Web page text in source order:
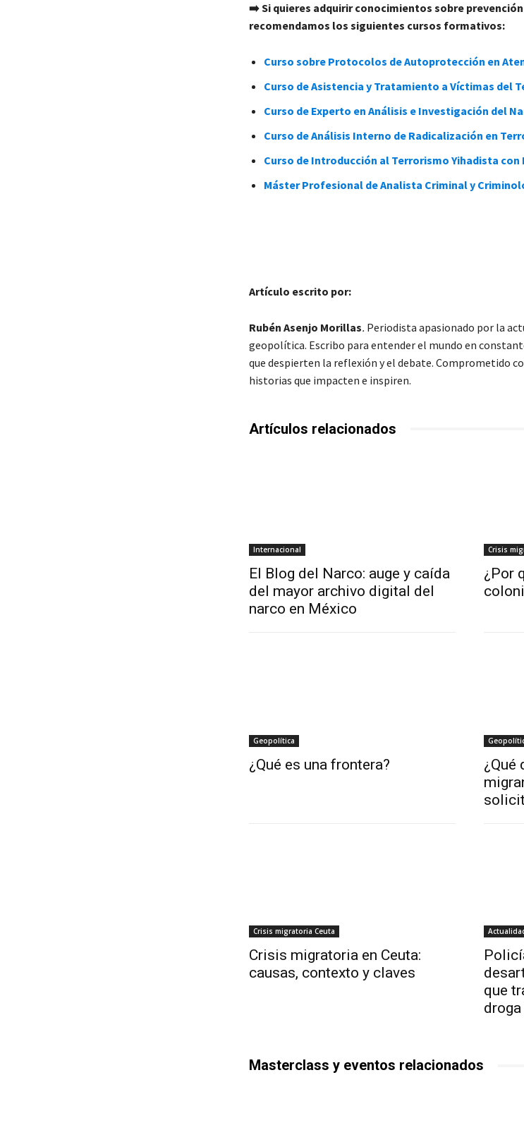
➡️ Si quieres adquirir conocimientos sobre
recomendamos los siguientes cursos formativos:
Curso sobre Protocolos de Autoprotección en
Curso de Asistencia y Tratamiento a Víctimas del
Curso de Experto en Análisis e Investigación del
Curso de Análisis Interno de Radicalización en
Curso de Introducción al Terrorismo Yihadista
Máster Profesional de Analista Criminal y
Artículo escrito por:
Rubén Asenjo Morillas. Periodista apasionado por la
geopolítica. Escribo para entender el mundo en
que despierten la reflexión y el debate. Comprometido
historias que impacten e inspiren.
Artículos relacionados
Internacional
El Blog del Narco: auge y caída
del mayor archivo digital del
narco en México
Crisis
¿Por
Geopolítica
¿Qué es una frontera?
¿Qué
Crisis migratoria Ceuta
Crisis migratoria en Ceuta:
causas, contexto y claves
que
Masterclass y eventos relacionados